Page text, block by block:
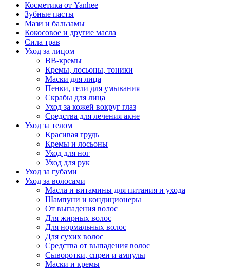
Косметика от Yanhee
Зубные пасты
Мази и бальзамы
Кокосовое и другие масла
Сила трав
Уход за лицом
BB-кремы
Кремы, лосьоны, тоники
Маски для лица
Пенки, гели для умывания
Скрабы для лица
Уход за кожей вокруг глаз
Средства для лечения акне
Уход за телом
Красивая грудь
Кремы и лосьоны
Уход для ног
Уход для рук
Уход за губами
Уход за волосами
Масла и витамины для питания и ухода
Шампуни и кондиционеры
От выпадения волос
Для жирных волос
Для нормальных волос
Для сухих волос
Средства от выпадения волос
Сыворотки, спреи и ампулы
Маски и кремы